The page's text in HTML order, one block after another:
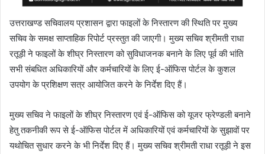
उत्तराखण्ड सचिवालय प्रशासन द्वारा फाइलों के निस्तारण की स्थिति पर मुख्य
सचिव के समक्ष साप्ताहिक रिपोर्ट प्रस्तुत की जाएगी। मुख्य सचिव श्रीमती राधा
रतूड़ी ने फाइलों के शीघ्र निस्तारण को सुविधाजनक बनाने के लिए पूर्व की भांति
सभी संबधित अधिकारियों और कर्मचारियों के लिए ई-ऑफिस पोर्टल के कुशल
उपयोग के प्रशिक्षण सत्र आयोजित करने के निर्देश दिए हैं।
मुख्य सचिव ने फाइलों के शीघ्र निस्तारण एवं ई-ऑफिस को यूजर फ्रेण्डली बनाने
हेतु तकनीकी रूप से ई-ऑफिस पोर्टल में अधिकारियों एवं कर्मचारियों के सुझावों पर
यथोचित सुधार करने के भी निर्देश दिए हैं। मुख्य सचिव श्रीमती राधा रतूड़ी ने इस